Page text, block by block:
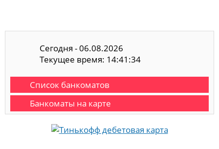
Сегодня - 06.08.2026
Текущее время: 14:41:35
Список банкоматов
Банкоматы на карте